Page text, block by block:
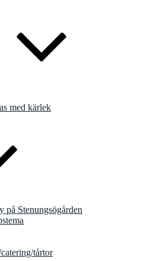
med kärlek
på Stenungsögården
tårtor